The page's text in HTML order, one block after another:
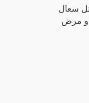
سعال
أو مرض